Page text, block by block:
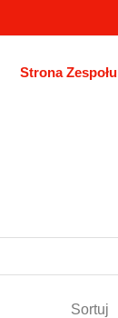
Strona Zespołu
Sortuj